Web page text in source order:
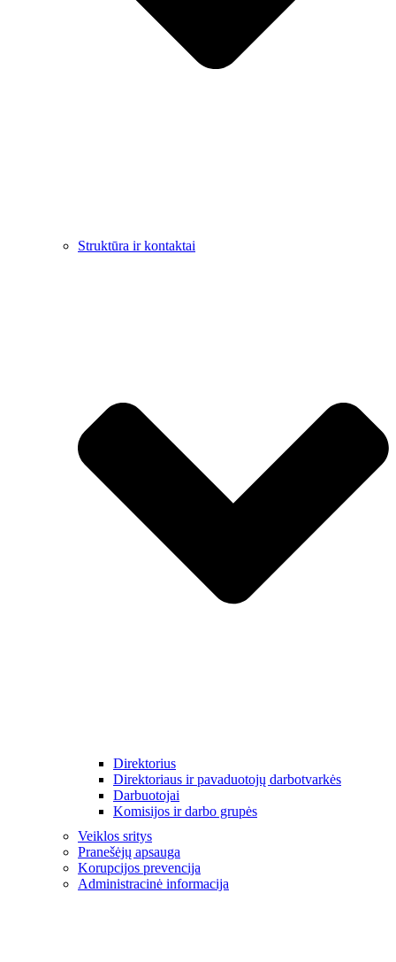
Struktūra ir kontaktai
Direktorius
Direktoriaus ir pavaduotojų darbotvarkės
Darbuotojai
Komisijos ir darbo grupės
Veiklos sritys
Pranešėjų apsauga
Korupcijos prevencija
Administracinė informacija